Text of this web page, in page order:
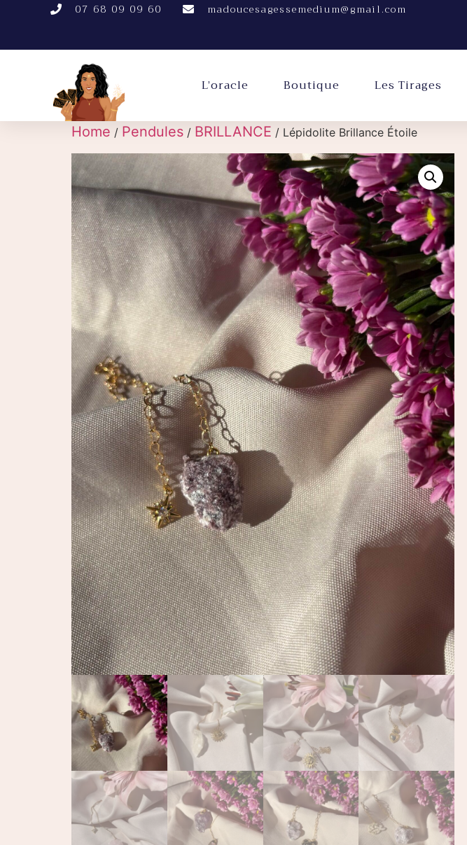
07 68 09 09 60 madoucesagessemedium@gmail.com
L’oracle Boutique Les Tirages
Home / Pendules / BRILLANCE / Lépidolite Brillance Étoile